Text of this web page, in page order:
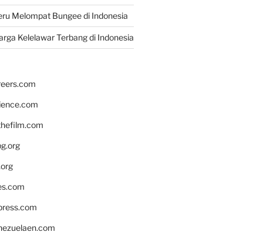
Melompat Bungee di Indonesia
Kelelawar Terbang di Indonesia